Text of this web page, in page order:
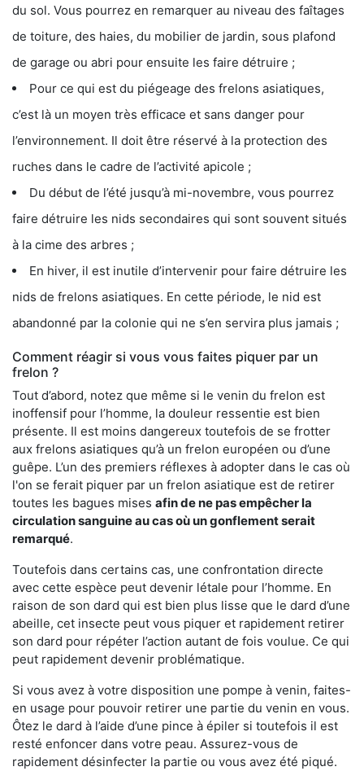
du sol. Vous pourrez en remarquer au niveau des faîtages
de toiture, des haies, du mobilier de jardin, sous plafond
de garage ou abri pour ensuite les faire détruire ;
Pour ce qui est du piégeage des frelons asiatiques,
c’est là un moyen très efficace et sans danger pour
l’environnement. Il doit être réservé à la protection des
ruches dans le cadre de l’activité apicole ;
Du début de l’été jusqu’à mi-novembre, vous pourrez
faire détruire les nids secondaires qui sont souvent situés
à la cime des arbres ;
En hiver, il est inutile d’intervenir pour faire détruire les
nids de frelons asiatiques. En cette période, le nid est
abandonné par la colonie qui ne s’en servira plus jamais ;
Comment réagir si vous vous faites piquer par un
frelon ?
Tout d’abord, notez que même si le venin du frelon est
inoffensif pour l’homme, la douleur ressentie est bien
présente. Il est moins dangereux toutefois de se frotter
aux frelons asiatiques qu’à un frelon européen ou d’une
guêpe. L’un des premiers réflexes à adopter dans le cas où
l'on se ferait piquer par un frelon asiatique est de retirer
toutes les bagues mises afin de ne pas empêcher la
circulation sanguine au cas où un gonflement serait
remarqué.
Toutefois dans certains cas, une confrontation directe
avec cette espèce peut devenir létale pour l’homme. En
raison de son dard qui est bien plus lisse que le dard d’une
abeille, cet insecte peut vous piquer et rapidement retirer
son dard pour répéter l’action autant de fois voulue. Ce qui
peut rapidement devenir problématique.
Si vous avez à votre disposition une pompe à venin, faites-
en usage pour pouvoir retirer une partie du venin en vous.
Ôtez le dard à l’aide d’une pince à épiler si toutefois il est
resté enfoncer dans votre peau. Assurez-vous de
rapidement désinfecter la partie ou vous avez été piqué.